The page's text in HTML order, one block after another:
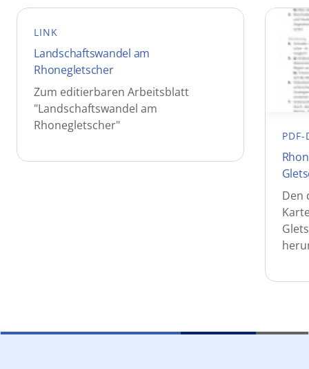
LINK
Landschaftswandel am
Rhonegletscher
Zum editierbaren Arbeitsblatt
"Landschaftswandel am
Rhonegletscher"
PDF-
Den